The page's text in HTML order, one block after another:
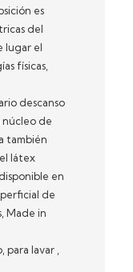
es
del
lugar el
físicas,
descanso
núcleo de
también
látex
en
de
Made in
lavar ,